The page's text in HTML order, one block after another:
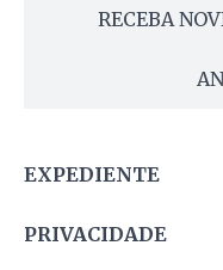
RECEBA
EXPEDIENTE
PRIVACIDADE